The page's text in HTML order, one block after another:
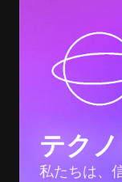
テク
私たちは、